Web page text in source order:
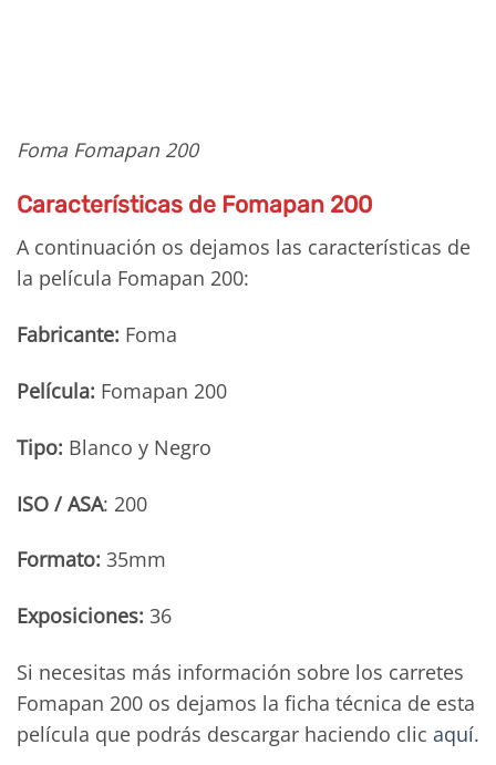
Foma Fomapan 200
Características de Fomapan 200
A continuación os dejamos las características de
la película Fomapan 200:
Fabricante: Foma
Película: Fomapan 200
Tipo: Blanco y Negro
ISO / ASA: 200
Formato: 35mm
Exposiciones: 36
Si necesitas más información sobre los carretes
Fomapan 200 os dejamos la ficha técnica de esta
película que podrás descargar haciendo clic aquí.